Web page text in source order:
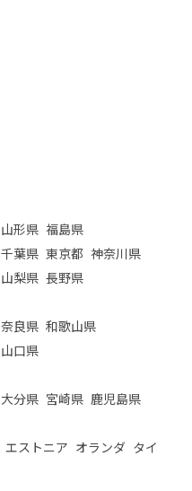
山形県 福島県
千葉県 東京都 神奈川県
山梨県 長野県
奈良県 和歌山県
山口県
大分県 宮崎県 鹿児島県
エストニア オランダ タイ